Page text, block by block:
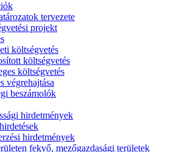
tervezete
projekt
költségvetés
költségvetés
költségvetés
végrehajtása
beszámolók
hirdetmények
hirdetmények
fekvő, mezőgazdasági területek